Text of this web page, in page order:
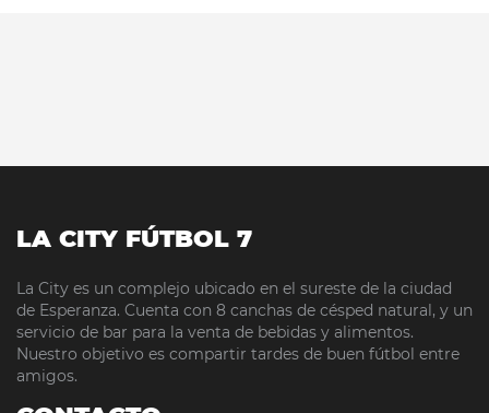
LA CITY FÚTBOL 7
La City es un complejo ubicado en el sureste de la ciudad
de Esperanza. Cuenta con 8 canchas de césped natural, y un
servicio de bar para la venta de bebidas y alimentos.
Nuestro objetivo es compartir tardes de buen fútbol entre
amigos.